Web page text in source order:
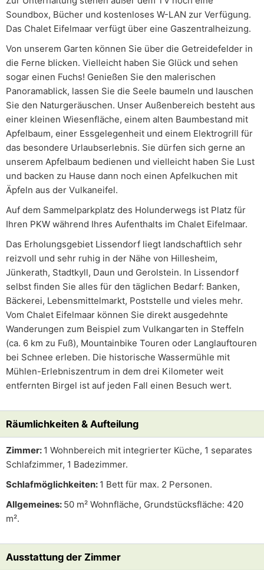
Soundbox, Bücher und kostenloses W-LAN zur Verfügung.
Das Chalet Eifelmaar verfügt über eine Gaszentralheizung.
Von unserem Garten können Sie über die Getreidefelder in
die Ferne blicken. Vielleicht haben Sie Glück und sehen
sogar einen Fuchs! Genießen Sie den malerischen
Panoramablick, lassen Sie die Seele baumeln und lauschen
Sie den Naturgeräuschen. Unser Außenbereich besteht aus
einer kleinen Wiesenfläche, einem alten Baumbestand mit
Apfelbaum, einer Essgelegenheit und einem Elektrogrill für
das besondere Urlaubserlebnis. Sie dürfen sich gerne an
unserem Apfelbaum bedienen und vielleicht haben Sie Lust
und backen zu Hause dann noch einen Apfelkuchen mit
Äpfeln aus der Vulkaneifel.
Auf dem Sammelparkplatz des Holunderwegs ist Platz für
Ihren PKW während Ihres Aufenthalts im Chalet Eifelmaar.
Das Erholungsgebiet Lissendorf liegt landschaftlich sehr
reizvoll und sehr ruhig in der Nähe von Hillesheim,
Jünkerath, Stadtkyll, Daun und Gerolstein. In Lissendorf
selbst finden Sie alles für den täglichen Bedarf: Banken,
Bäckerei, Lebensmittelmarkt, Poststelle und vieles mehr.
Vom Chalet Eifelmaar können Sie direkt ausgedehnte
Wanderungen zum Beispiel zum Vulkangarten in Steffeln
(ca. 6 km zu Fuß), Mountainbike Touren oder Langlauftouren
bei Schnee erleben. Die historische Wassermühle mit
Mühlen-Erlebniszentrum in dem drei Kilometer weit
entfernten Birgel ist auf jeden Fall einen Besuch wert.
Räumlichkeiten & Aufteilung
Zimmer: 1 Wohnbereich mit integrierter Küche, 1 separates
Schlafzimmer, 1 Badezimmer.
Schlafmöglichkeiten: 1 Bett für max. 2 Personen.
Allgemeines: 50 m² Wohnfläche, Grundstücksfläche: 420
m².
Ausstattung der Zimmer